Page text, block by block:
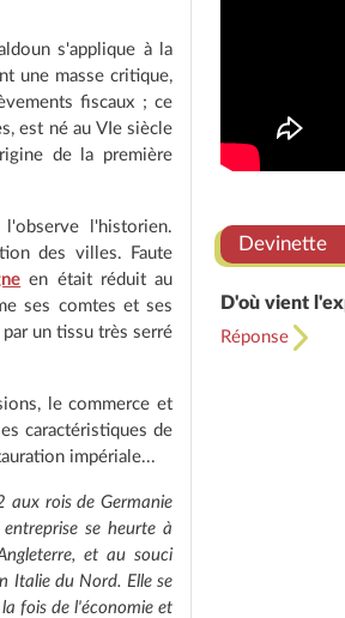
s'applique à la
une masse critique,
fiscaux ; ce
est né au VIe siècle
de la première
l'historien.
des villes. Faute
en était réduit au
ses comtes et ses
un tissu très serré
le commerce et
caractéristiques de
impériale...
aux rois de Germanie
se heurte à
et au souci
Italie du Nord. Elle se
fois de l'économie et
Devinette
D'où vient
Réponse